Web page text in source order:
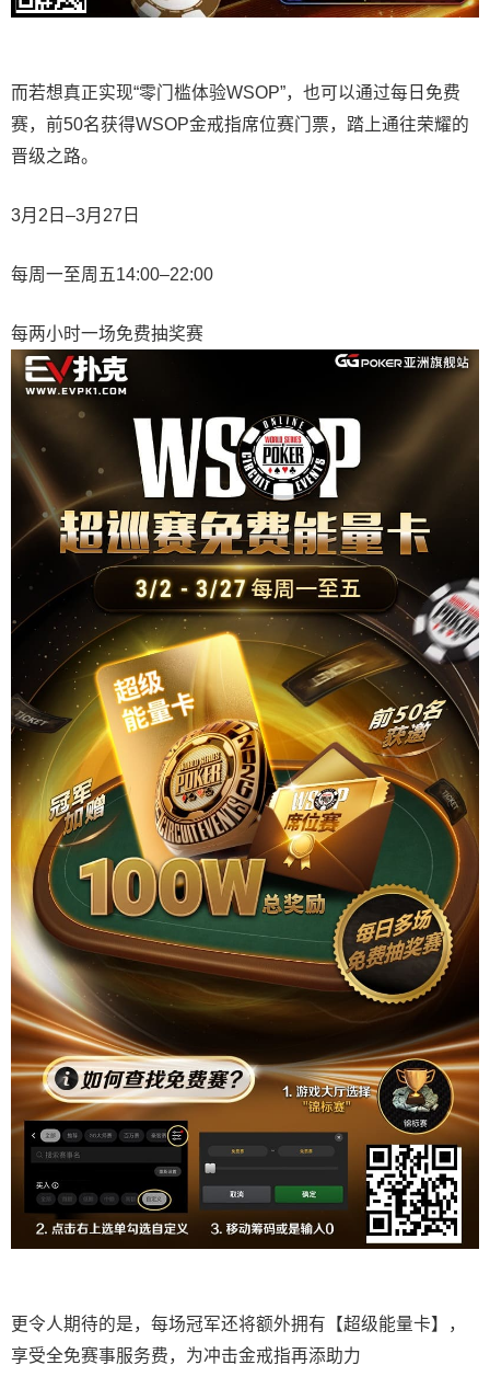
而若想真正实现“零门槛体验WSOP”，也可以通过每日免费
赛，前50名获得WSOP金戒指席位赛门票，踏上通往荣耀的
晋级之路。
3月2日–3月27日
每周一至周五14:00–22:00
每两小时一场免费抽奖赛
更令人期待的是，每场冠军还将额外拥有【超级能量卡】，
享受全免赛事服务费，为冲击金戒指再添助力